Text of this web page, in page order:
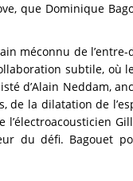
que Dominique
méconnu de l’entre-
subtile, où
d’Alain Neddam,
la dilatation de
du défi. Bagouet